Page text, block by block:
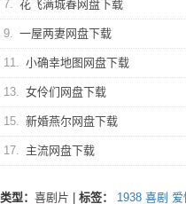
7. 花飞满城春网盘下载
9. 一屋两妻网盘下载
11. 小确幸地图网盘下载
13. 女伶们网盘下载
15. 新婚燕尔网盘下载
17. 主流网盘下载
类型： 喜剧片 标签： 1938 喜剧 爱